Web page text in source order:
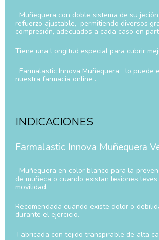
Muñequera con doble sistema de su
refuerzo ajustable, permitiendo diversos
compresión, adecuados a cada caso en
Tiene una l ongitud especial para cubrir
Farmalastic Innova Muñequera lo puede
nuestra farmacia online .
INDICACIONES
Farmalastic Innova Muñequera
Muñequera en color blanco para la
de muñeca o cuando existan lesiones
movilidad.
Recomendada cuando existe dolor o
durante el ejercicio.
Fabricada con tejido transpirable de alta